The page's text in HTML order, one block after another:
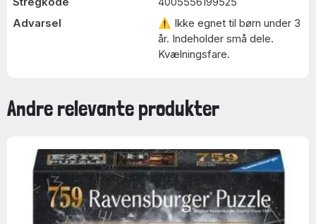
Advarsel
⚠ Ikke egnet til børn under 3
år. Indeholder små dele.
Kvælningsfare.
Andre relevante produkter